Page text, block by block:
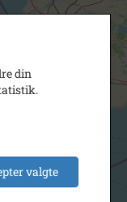
din
valgte